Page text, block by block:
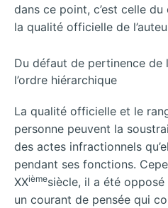
dans ce point, c’est celle
la qualité officielle de
Du défaut de pertinence
l’ordre hiérarchique
La qualité officielle et le
personne peuvent la
des actes infractionnels
pendant ses fonctions.
XXièmesiècle, il a été
un courant de pensée qui